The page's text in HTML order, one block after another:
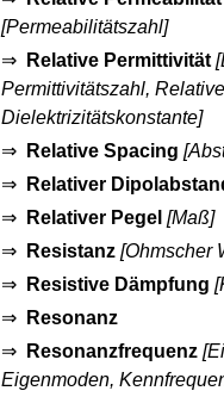
[Permeabilitätszahl]
⇒
Relative Permittivität
Permittivitätszahl, Relative
Dielektrizitätskonstante]
⇒
Relative Spacing
⇒
Relativer
⇒
Relativer Pegel [Maß]
⇒
Resistanz [Ohmscher
⇒
Resistive Dämpfung
⇒
Resonanz
⇒
Resonanzfrequenz
Eigenmoden,